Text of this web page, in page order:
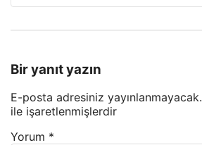
Bir yanıt yazın
E-posta adresiniz yayınlanmayacak.
ile işaretlenmişlerdir
Yorum *